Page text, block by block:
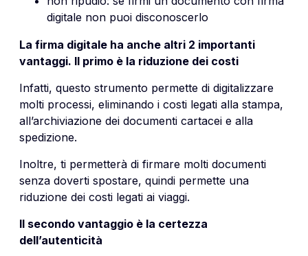
digitale non puoi disconoscerlo
La firma digitale ha anche altri 2 importanti
vantaggi. Il primo è la riduzione dei costi
Infatti, questo strumento permette di digitalizzare
molti processi, eliminando i costi legati alla stampa,
all’archiviazione dei documenti cartacei e alla
spedizione.
Inoltre, ti permetterà di firmare molti documenti
senza doverti spostare, quindi permette una
riduzione dei costi legati ai viaggi.
Il secondo vantaggio è la certezza
dell’autenticità